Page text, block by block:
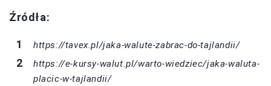
Źródła:
https://tavex.pl/jaka-walute-zabrac-do-tajlandii/
https://e-kursy-walut.pl/warto-wiedziec/jaka-waluta-
placic-w-tajlandii/